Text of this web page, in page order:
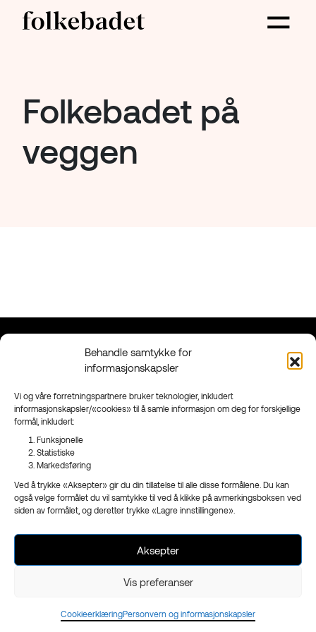
Behandle samtykke for
informasjonskapsler
Vi og våre forretningspartnere bruker teknologier, inkludert
informasjonskapsler/«cookies» til å samle informasjon om deg for forskjellige
formål, inkludert:
Funksjonelle
Statistiske
Markedsføring
Ved å trykke «Aksepter» gir du din tillatelse til alle disse formålene. Du kan
også velge formålet du vil samtykke til ved å klikke på avmerkingsboksen ved
siden av formålet, og deretter trykke «Lagre innstillingene».
Aksepter
Vis preferanser
CookieerklæringPersonvern og informasjonskapsler
Folkebadet på
veggen
Grenland
Sandefjord
Ringveien 206,
3223 Sandefjord
Nyhetsbrev
- en del av
Org.nr 970 989 439